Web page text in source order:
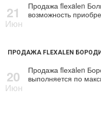
21
Июн
Продажа flехalеn
возможность
ПРОДАЖА FLEXALEN
20
Июн
Продажа flехalеn
выполняется по